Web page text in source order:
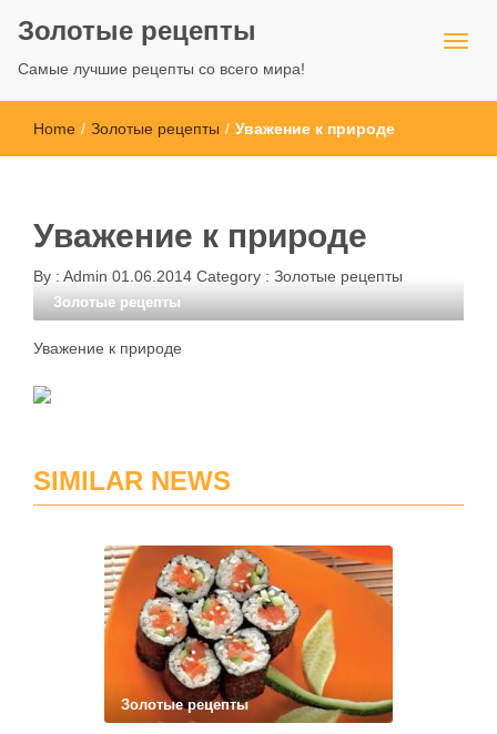
Золотые рецепты
Самые лучшие рецепты со всего мира!
Home / Золотые рецепты / Уважение к природе
Уважение к природе
By : Admin 01.06.2014 Category : Золотые рецепты
Золотые рецепты
Уважение к природе
SIMILAR NEWS
Золотые рецепты